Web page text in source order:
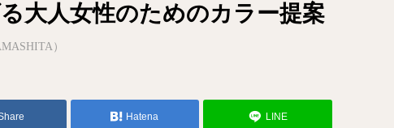
大人女性のためのカラー提案
）
Hatena LINE